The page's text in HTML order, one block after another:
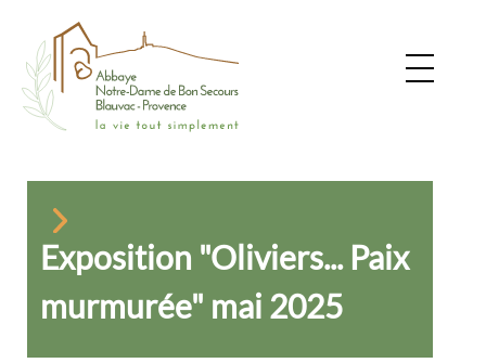
Exposition "Oliviers... Paix
murmurée" mai 2025